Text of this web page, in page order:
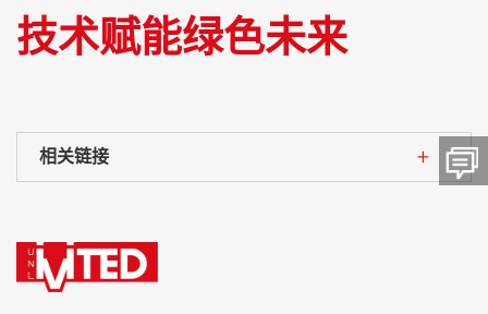
技术赋能绿色未来
相关链接